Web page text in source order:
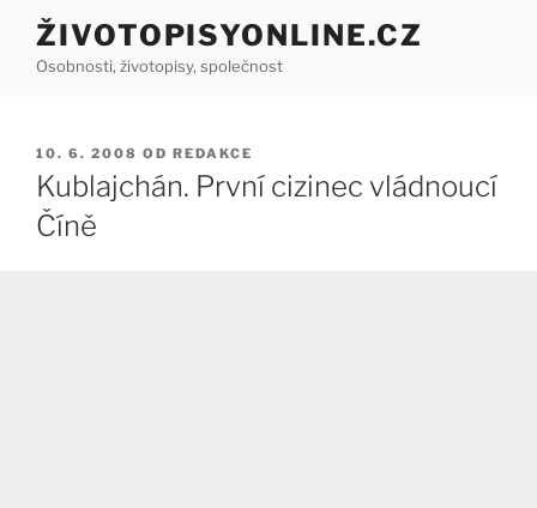
Přejít
obsahu
ŽIVOTOPISYONLINE.CZ
Osobnosti, životopisy, společnost
PUBLIKOVÁNO
10. 6. 2008 OD REDAKCE
Kublajchán. První cizinec vládnoucí
Číně